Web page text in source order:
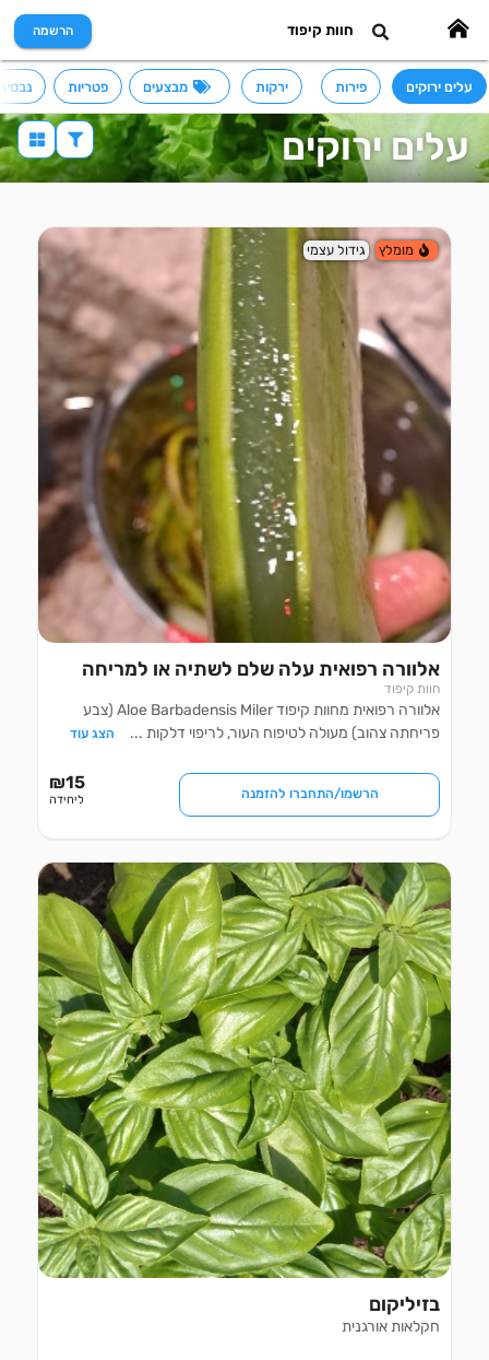
חוות קיפוד הרשמה
עלים ירוקים פירות ירקות מבצעים פטריות
עלים ירוקים
מומלץ גידול עצמי
אלוורה רפואית עלה שלם לשתיה או למריחה
חוות קיפוד
אלוורה רפואית מחוות קיפוד Aloe Barbadensis Miler (צבע
פריחתה צהוב) מעולה לטיפוח העור, לריפוי דלקות ... הצג עוד
הרשמו/התחברו להזמנה
₪15
ליחידה
בזיליקום
חקלאות אורגנית